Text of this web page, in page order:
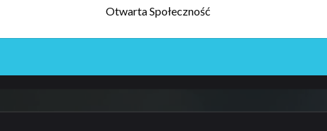
Otwarta Społeczność